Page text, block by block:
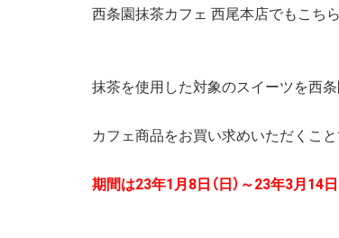
西条園抹茶カフェ 西尾本店でもこち
抹茶を使用した対象のスイーツを西
カフェ商品をお買い求めいただくこ
期間は23年1月8日（日）～23年3月14日